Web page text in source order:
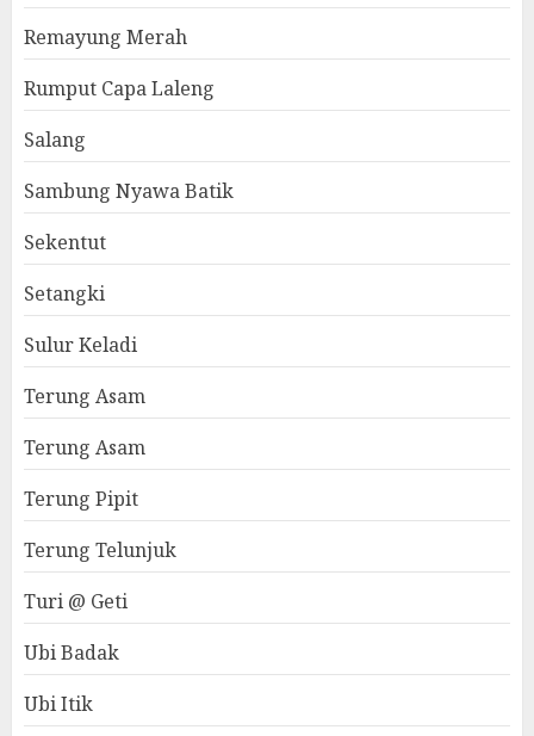
Remayung Merah
Rumput Capa Laleng
Salang
Sambung Nyawa Batik
Sekentut
Setangki
Sulur Keladi
Terung Asam
Terung Asam
Terung Pipit
Terung Telunjuk
Turi @ Geti
Ubi Badak
Ubi Itik